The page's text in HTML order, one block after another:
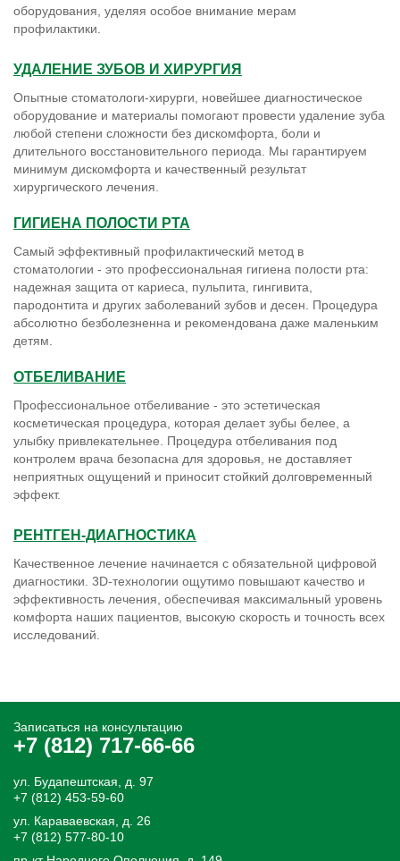
профилактики.
Опытные стоматологи-хирурги, новейшее диагностическое
оборудование и материалы помогают провести удаление зуба
любой степени сложности без дискомфорта, боли и
длительного восстановительного периода. Мы гарантируем
минимум дискомфорта и качественный результат
хирургического лечения.
Самый эффективный профилактический метод в
стоматологии - это профессиональная гигиена полости рта:
надежная защита от кариеса, пульпита, гингивита,
пародонтита и других заболеваний зубов и десен. Процедура
абсолютно безболезненна и рекомендована даже маленьким
детям.
Профессиональное отбеливание - это эстетическая
косметическая процедура, которая делает зубы белее, а
улыбку привлекательнее. Процедура отбеливания под
контролем врача безопасна для здоровья, не доставляет
неприятных ощущений и приносит стойкий долговременный
эффект.
Качественное лечение начинается с обязательной цифровой
диагностики. 3D-технологии ощутимо повышают качество и
эффективность лечения, обеспечивая максимальный уровень
комфорта наших пациентов, высокую скорость и точность всех
исследований.
Записаться на консультацию
+7 (812) 717-66-66
ул. Будапештская, д. 97
+7 (812) 453-59-60
ул. Караваевская, д. 26
+7 (812) 577-80-10
пр-кт Народного Ополчения, д. 149
+7 (812) 315-25-25